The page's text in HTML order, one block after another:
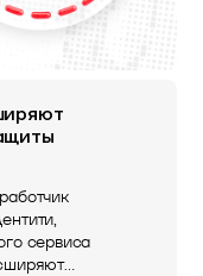
сервиса